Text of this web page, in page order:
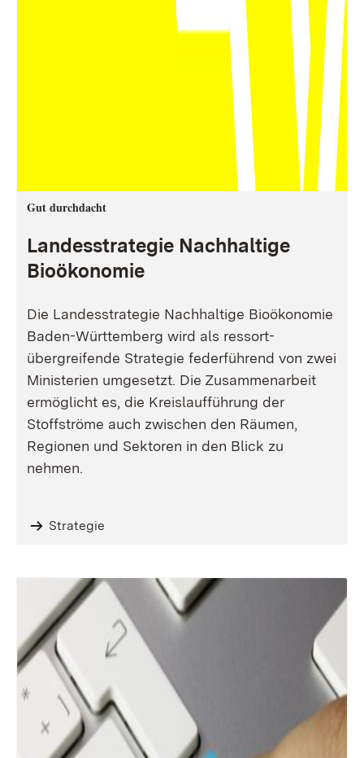
Gut durchdacht
Landesstrategie Nachhaltige
Bioökonomie
Die Landesstrategie Nachhaltige Bioökonomie
Baden-Württemberg wird als ressort-
übergreifende Strategie federführend von zwei
Ministerien umgesetzt. Die Zusammenarbeit
ermöglicht es, die Kreislaufführung der
Stoffströme auch zwischen den Räumen,
Regionen und Sektoren in den Blick zu
nehmen.
Strategie